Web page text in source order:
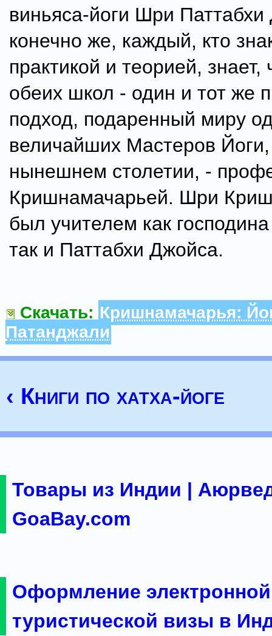
виньяса-йоги Шри
конечно же, каждый, кто
практикой и теорией, знает,
обеих школ - один и тот же
подход, подаренный миру
величайших Мастеров
нынешнем столетии, -
Кришнамачарьей. Шри
был учителем как
так и Паттабхи Джойса.
Скачать: Кришнамачарья:
Патанджали
‹ Книги по хатха-йоге
Товары из Индии |
GoaBay.com
Оформление электронной
туристической визы в